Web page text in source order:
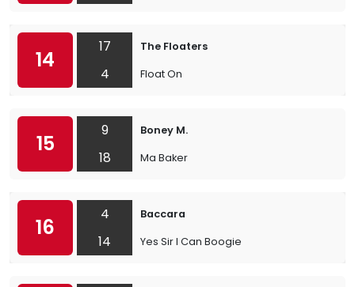
14
17
4
The Floaters
Float On
15
9
18
Boney M.
Ma Baker
16
4
14
Baccara
Yes Sir I Can Boogie